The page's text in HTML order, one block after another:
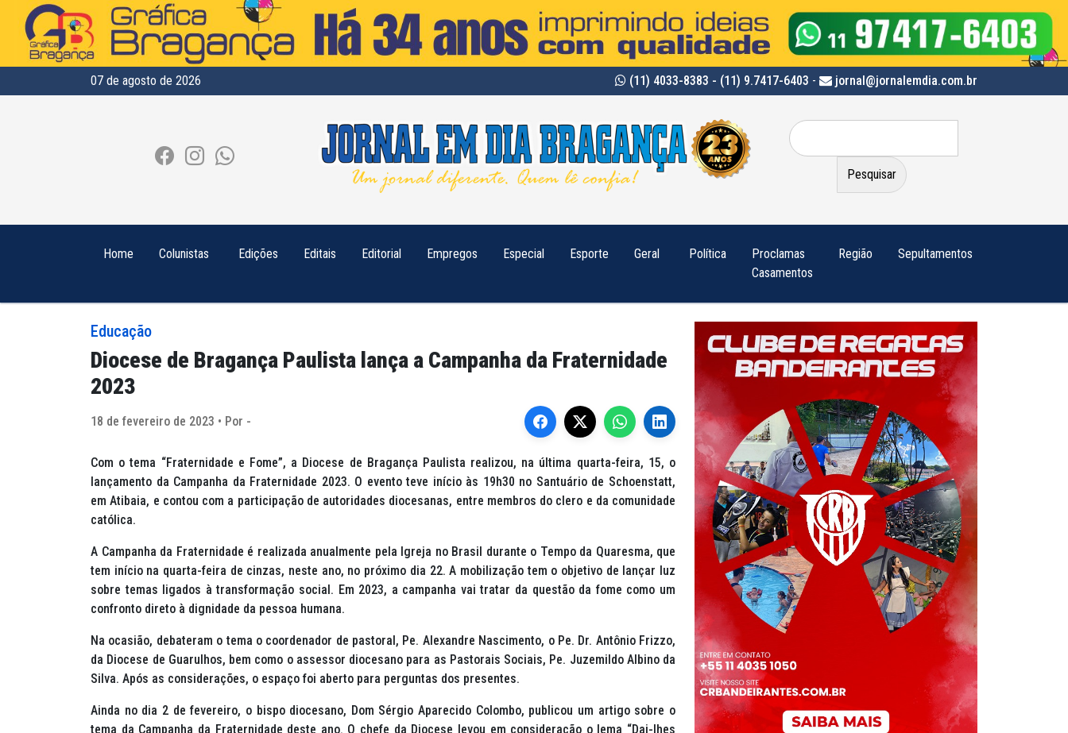
07 de agosto de 2026 (11) 4033-8383 - (11) 9.7417-6403 - jornal@jornalemdia.com.br
Pesquisar
por:
Home Colunistas Edições Editais Editorial Empregos Especial Esporte Geral Política
Proclamas
Casamentos
Região Sepultamentos
Educação
Diocese de Bragança Paulista lança a Campanha da Fraternidade
2023
18 de fevereiro de 2023 • Por -
Com o tema “Fraternidade e Fome”, a Diocese de Bragança Paulista realizou, na última quarta-feira, 15, o
lançamento da Campanha da Fraternidade 2023. O evento teve início às 19h30 no Santuário de Schoenstatt,
em Atibaia, e contou com a participação de autoridades diocesanas, entre membros do clero e da comunidade
católica.
A Campanha da Fraternidade é realizada anualmente pela Igreja no Brasil durante o Tempo da Quaresma, que
tem início na quarta-feira de cinzas, neste ano, no próximo dia 22. A mobilização tem o objetivo de lançar luz
sobre temas ligados à transformação social. Em 2023, a campanha vai tratar da questão da fome como um
confronto direto à dignidade da pessoa humana.
Na ocasião, debateram o tema o coordenador de pastoral, Pe. Alexandre Nascimento, o Pe. Dr. Antônio Frizzo,
da Diocese de Guarulhos, bem como o assessor diocesano para as Pastorais Sociais, Pe. Juzemildo Albino da
Silva. Após as considerações, o espaço foi aberto para perguntas dos presentes.
Ainda no dia 2 de fevereiro, o bispo diocesano, Dom Sérgio Aparecido Colombo, publicou um artigo sobre o
tema da Campanha da Fraternidade deste ano. O chefe da Diocese levou em consideração o lema “Dai-lhes